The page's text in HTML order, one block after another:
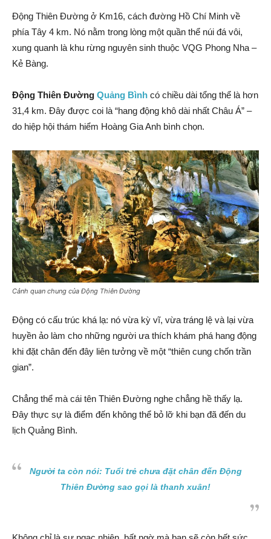
Động Thiên Đường ở Km16, cách đường Hồ Chí Minh về
phía Tây 4 km. Nó nằm trong lòng một quần thể núi đá vôi,
xung quanh là khu rừng nguyên sinh thuộc VQG Phong Nha –
Kẻ Bàng.
Động Thiên Đường Quảng Bình có chiều dài tổng thể là hơn
31,4 km. Đây được coi là “hang động khô dài nhất Châu Á” –
do hiệp hội thám hiểm Hoàng Gia Anh bình chọn.
Cảnh quan chung của Động Thiên Đường
Động có cấu trúc khá lạ: nó vừa kỳ vĩ, vừa tráng lệ và lại vừa
huyền ảo làm cho những người ưa thích khám phá hang động
khi đặt chân đến đây liên tưởng về một “thiên cung chốn trần
gian”.
Chẳng thể mà cái tên Thiên Đường nghe chẳng hề thấy lạ.
Đây thực sự là điểm đến không thể bỏ lỡ khi bạn đã đến du
lịch Quảng Bình.
Người ta còn nói: Tuổi trẻ chưa đặt chân đến Động
Thiên Đường sao gọi là thanh xuân!